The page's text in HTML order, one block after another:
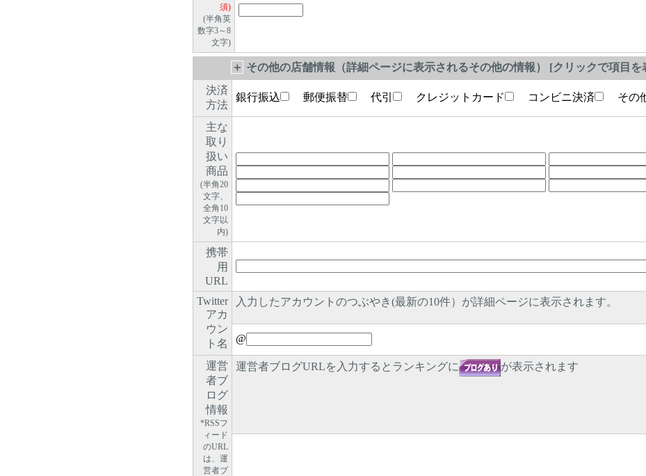
須)
(半角英
数字3～8
文字)
＋ その他の店舗情報（詳細ページに表示されるその他の情報） [クリックで項目を
決済
方法
銀行振込 郵便振替 代引 クレジットカード コンビニ決済 その
主な
取り
扱い
商品
(半角20
文字、
全角10
文字以
内)
携帯
用
URL
Twitter
アカ
ウン
ト名
入力したアカウントのつぶやき(最新の10件）が詳細ページに表示されます。
@
運営
者ブ
ログ
情報
*RSSフ
ィード
のURL
は、運
営者ブ
運営者ブログURLを入力するとランキングに が表示されます